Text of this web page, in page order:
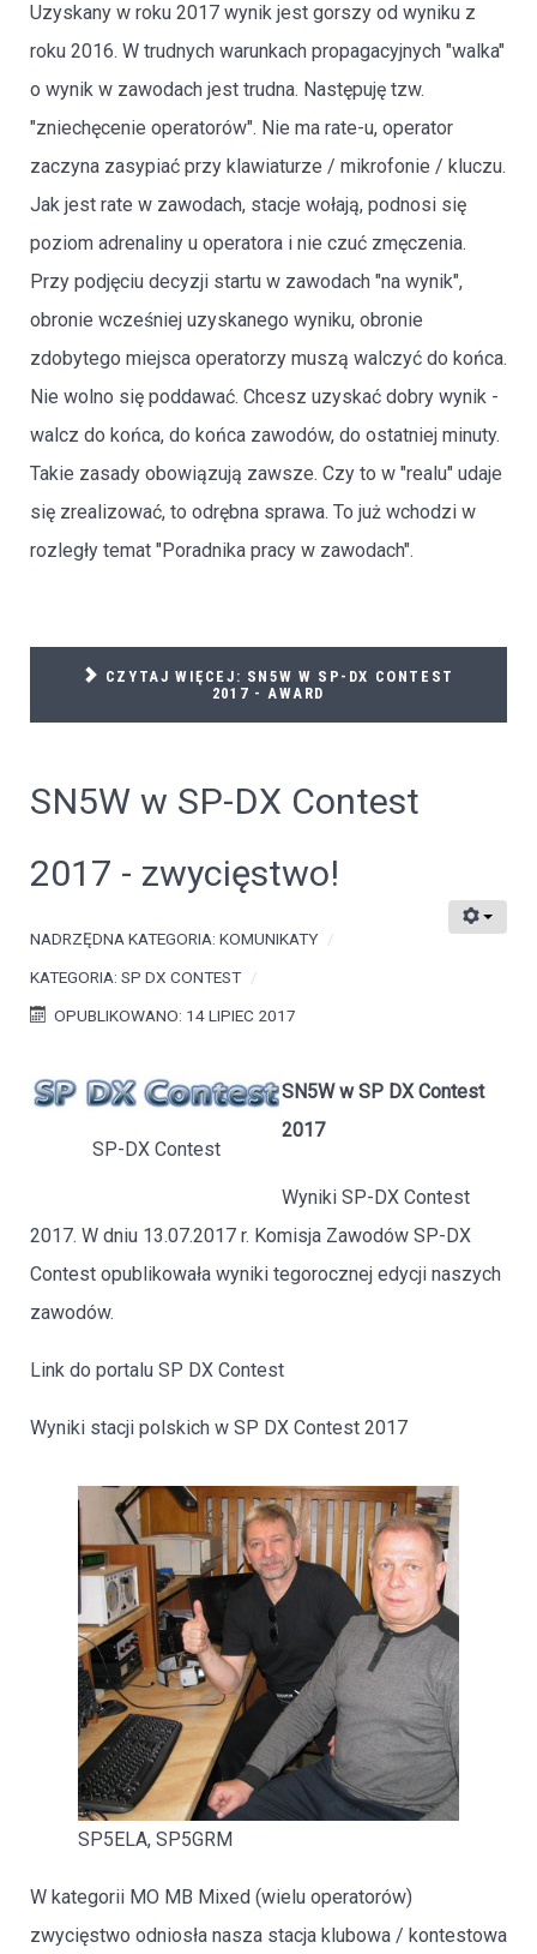
Uzyskany w roku 2017 wynik jest gorszy od wyniku z
roku 2016. W trudnych warunkach propagacyjnych "walka"
o wynik w zawodach jest trudna. Następuję tzw.
"zniechęcenie operatorów". Nie ma rate-u, operator
zaczyna zasypiać przy klawiaturze / mikrofonie / kluczu.
Jak jest rate w zawodach, stacje wołają, podnosi się
poziom adrenaliny u operatora i nie czuć zmęczenia.
Przy podjęciu decyzji startu w zawodach "na wynik",
obronie wcześniej uzyskanego wyniku, obronie
zdobytego miejsca operatorzy muszą walczyć do końca.
Nie wolno się poddawać. Chcesz uzyskać dobry wynik -
walcz do końca, do końca zawodów, do ostatniej minuty.
Takie zasady obowiązują zawsze. Czy to w "realu" udaje
się zrealizować, to odrębna sprawa. To już wchodzi w
rozległy temat "Poradnika pracy w zawodach".
CZYTAJ WIĘCEJ: SN5W W SP-DX CONTEST
2017 - AWARD
SN5W w SP-DX Contest
2017 - zwycięstwo!
NADRZĘDNA KATEGORIA: KOMUNIKATY
KATEGORIA: SP DX CONTEST
OPUBLIKOWANO: 14 LIPIEC 2017
SP-DX Contest
SN5W w SP DX Contest
2017
Wyniki SP-DX Contest
2017. W dniu 13.07.2017 r. Komisja Zawodów SP-DX
Contest opublikowała wyniki tegorocznej edycji naszych
zawodów.
Link do portalu SP DX Contest
Wyniki stacji polskich w SP DX Contest 2017
SP5ELA, SP5GRM
W kategorii MO MB Mixed (wielu operatorów)
zwycięstwo odniosła nasza stacja klubowa / kontestowa